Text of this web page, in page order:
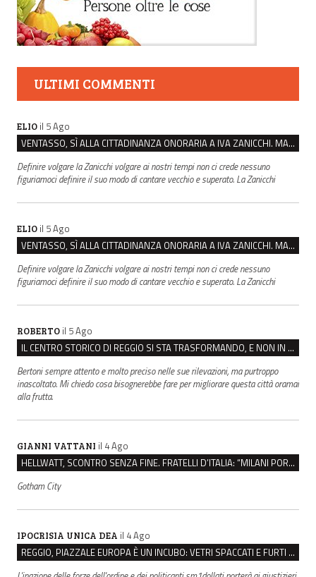
ULTIMI COMMENTI
ELIO il 5 Ago
VENTASSO, SÌ ALLA CITTADINANZA ONORARIA A IVA ZANICCHI. MA BARGIACCHI: “È DI PESSIMO GUSTO”
Definire volgare la Zanicchi volgare ai nostri tempi non ci crede nessuno
figuriamoci definire il suo modo di cantare vecchio e superato. La Zanicchi
ELIO il 5 Ago
VENTASSO, SÌ ALLA CITTADINANZA ONORARIA A IVA ZANICCHI. MA BARGIACCHI: “È DI PESSIMO GUSTO”
Definire volgare la Zanicchi volgare ai nostri tempi non ci crede nessuno
figuriamoci definire il suo modo di cantare vecchio e superato. La Zanicchi
ROBERTO il 5 Ago
IL CENTRO STORICO DI REGGIO SI STA TRASFORMANDO, E NON IN MEGLIO
Bertoni sempre attento e molto preciso nelle sue rilevazioni, ma purtroppo
inascoltato. Mi chiedo cosa bisognerebbe fare per migliorare questa città oramai
alla frutta.
GIANNI VATTANI il 4 Ago
HELLWATT, SCONTRO SENZA FINE. FRATELLI D’ITALIA: “MILANI PORTA DOCUMENTI, DE FRANCO INSULTI”
Gotham City
IPOCRISIA UNICA DEA il 4 Ago
REGGIO, PIAZZALE EUROPA È UN INCUBO: VETRI SPACCATI E FURTI SULLE AUTO IN SOSTA